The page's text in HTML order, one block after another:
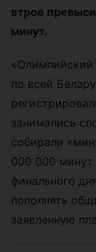
втрое
минут.
«Олимпийский
по всей
занимались
собирали
000 000
финального
пополнять
заявленную